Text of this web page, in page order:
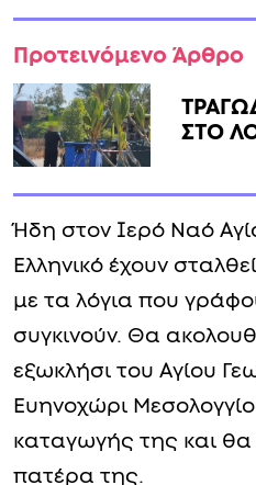
Προτεινόμενο Άρθρο
ΣΤΟ
Ήδη στον Ιερό Ναό
Ελληνικό έχουν
με τα λόγια που
συγκινούν. Θα
εξωκλήσι του Αγίου
Ευηνοχώρι
καταγωγής της και θα
πατέρα της.